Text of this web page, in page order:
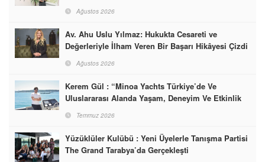
Ağustos 2026
Av. Ahu Uslu Yılmaz: Hukukta Cesareti ve
Değerleriyle İlham Veren Bir Başarı Hikâyesi Çizdi
Ağustos 2026
Kerem Gül : “Minoa Yachts Türkiye’de Ve
Uluslararası Alanda Yaşam, Deneyim Ve Etkinlik
Markası Olacak”
Temmuz 2026
Yüzüklüler Kulübü : Yeni Üyelerle Tanışma Partisi
The Grand Tarabya’da Gerçekleşti